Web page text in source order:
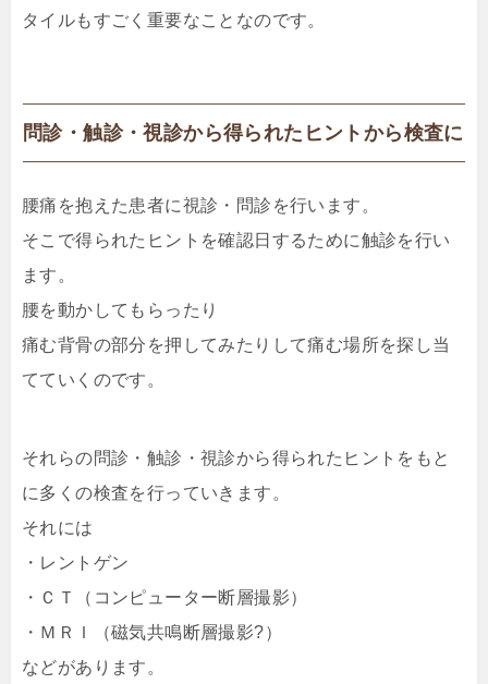
タイルもすごく重要なことなのです。
問診・触診・視診から得られたヒントから検査に
腰痛を抱えた患者に視診・問診を行います。
そこで得られたヒントを確認日するために触診を行い
ます。
腰を動かしてもらったり
痛む背骨の部分を押してみたりして痛む場所を探し当
てていくのです。
それらの問診・触診・視診から得られたヒントをもと
に多くの検査を行っていきます。
それには
・レントゲン
・ＣＴ（コンピューター断層撮影）
・ＭＲＩ（磁気共鳴断層撮影?）
などがあります。